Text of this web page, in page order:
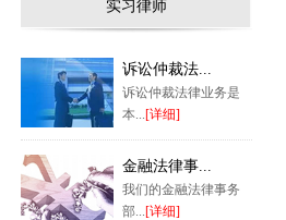
实习律师
诉讼仲裁法...
诉讼仲裁法律业务是
本...[详细]
金融法律事...
我们的金融法律事务
部...[详细]